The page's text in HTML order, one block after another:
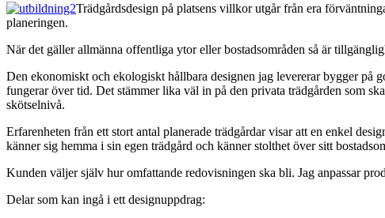
Trädgårdsdesign på platsens villkor utgår från era
planeringen.
När det gäller allmänna offentliga ytor eller bostadsområden så är
Den ekonomiskt och ekologiskt hållbara designen jag levererar bygger på
fungerar över tid. Det stämmer lika väl in på den privata trädgården som
skötselnivå.
Erfarenheten från ett stort antal planerade trädgårdar visar att en enkel
känner sig hemma i sin egen trädgård och känner stolthet över sitt
Kunden väljer själv hur omfattande redovisningen ska bli. Jag anpassar
Delar som kan ingå i ett designuppdrag: